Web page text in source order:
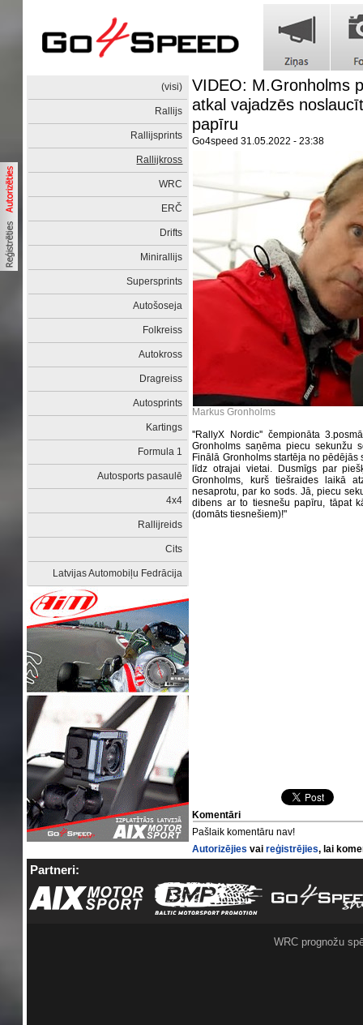
(visi)
Rallijs
Rallijsprints
Rallijkross
WRC
ERČ
Drifts
Minirallijs
Supersprints
Autošoseja
Folkreiss
Autokross
Dragreiss
Autosprints
Kartings
Formula 1
Autosports pasaulē
4x4
Rallijreids
Cits
Latvijas Automobiļu Fedrācija
VIDEO: M.Gronholms
atkal vajadzēs
papīru
Go4speed 31.05.2022 - 23:38
Markus Gronholms
''RallyX Nordic'' čempionāta
Gronholms saņēma piecu sekunžu
Finālā Gronholms startēja no
līdz otrajai vietai. Dusmīgs par
Gronholms, kurš tiešraides laikā
nesaprotu, par ko sods. Jā, piecu
dibens ar to tiesnešu papīru, tāpat
(domāts tiesnešiem)!"
Komentāri
Pašlaik komentāru nav!
Autorizējies vaireģistrējies, lai
Partneri:
WRC prognožu